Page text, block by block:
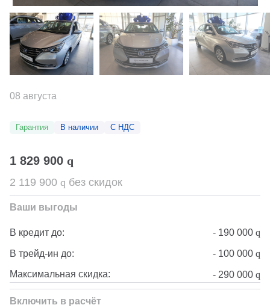
08 августа
Гарантия В наличии С НДС
1 829 900 q
2 119 900 q без скидок
Ваши выгоды
В кредит до: - 190 000 q
В трейд-ин до: - 100 000 q
Максимальная скидка: - 290 000 q
Включить в расчёт